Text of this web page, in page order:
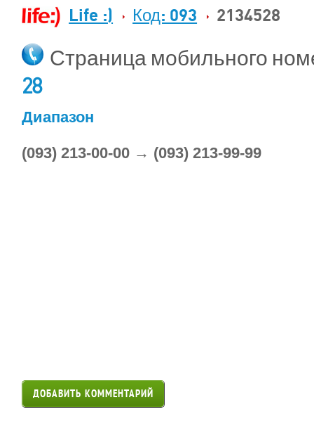
Life :) Код: 093 2134528
Страница мобильного
28
Диапазон
(093) 213-00-00 → (093) 213-99-99
ДОБАВИТЬ КОММЕНТАРИЙ